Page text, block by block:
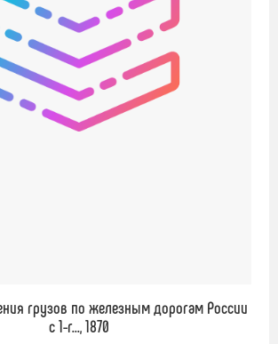
грузов по железным дорогам России
с 1-г..., 1870